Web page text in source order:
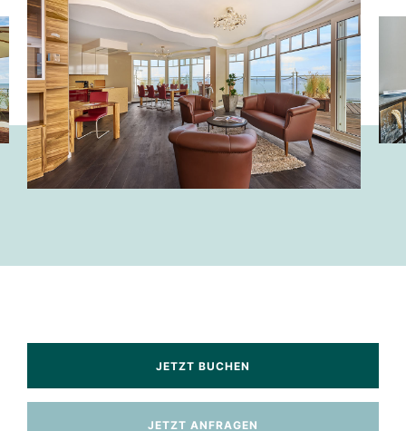
JETZT BUCHEN
JETZT ANFRAGEN